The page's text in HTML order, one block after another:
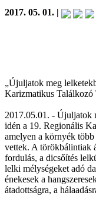
2017. 05. 01. |
„Újuljatok meg
Karizmatikus
2017.05.01. - Újuljatok
idén a 19. Regionális
amelyen a környék
vettek. A törökbálintiak
fordulás, a dicsőítés
lelki mélységeket adó
énekesek a
átadottságra, a